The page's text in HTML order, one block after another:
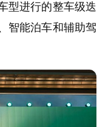
型进行的整车级迭
智能泊车和辅助驾